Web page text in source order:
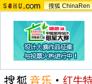
搜狐 ChinaRen